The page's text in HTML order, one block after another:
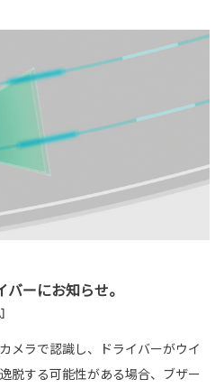
ーにお知らせ。
メラで認識し、ドライバーがウイ
脱する可能性がある場合、ブザー